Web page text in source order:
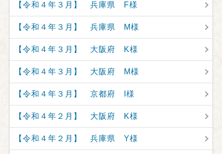
【令和４年３月】 兵庫県 F様
【令和４年３月】 兵庫県 M様
【令和４年３月】 大阪府 K様
【令和４年３月】 大阪府 M様
【令和４年３月】 京都府 I様
【令和４年２月】 大阪府 K様
【令和４年２月】 兵庫県 Y様